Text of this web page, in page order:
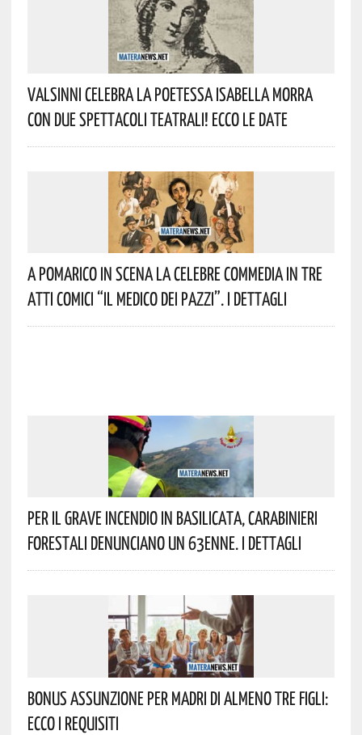
Valsinni Celebra La Poetessa Isabella Morra
Con Due Spettacoli Teatrali! Ecco Le Date
A Pomarico In Scena La Celebre Commedia In Tre
Atti Comici “Il Medico Dei Pazzi”. I Dettagli
Per Il Grave Incendio In Basilicata, Carabinieri
Forestali Denunciano Un 63enne. I Dettagli
Bonus Assunzione Per Madri Di Almeno Tre Figli:
Ecco I Requisiti